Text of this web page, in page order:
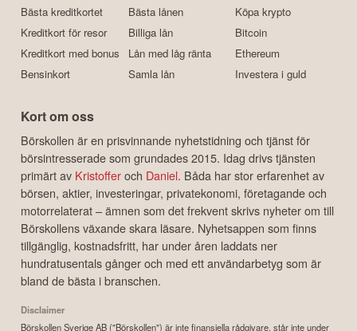
Bästa kreditkortet
Kreditkort för resor
Kreditkort med bonus
Bensinkort
Bästa lånen
Billiga lån
Lån med låg ränta
Samla lån
Köpa krypto
Bitcoin
Ethereum
Investera i guld
Kort om oss
Börskollen är en prisvinnande nyhetstidning och tjänst för
börsintresserade som grundades 2015. Idag drivs tjänsten
primärt av Kristofferoch Daniel. Båda har stor erfarenhet av
börsen, aktier, investeringar, privatekonomi, företagande och
motorrelaterat – ämnen som det frekvent skrivs nyheter om till
Börskollens växande skara läsare. Nyhetsappen som finns
tillgänglig, kostnadsfritt, har under åren laddats ner
hundratusentals gånger och med ett användarbetyg som är
bland de bästa i branschen.
Disclaimer
Börskollen Sverige AB ("Börskollen") är inte finansiella rådgivare, står inte under